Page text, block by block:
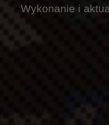
Wykonanie i